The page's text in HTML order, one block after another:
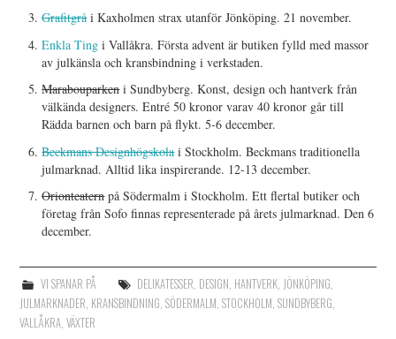
Grafitgråi Kaxholmen strax utanför Jönköping. 21 november.
Enkla Tingi Vallåkra. Första advent är butiken fylld med massor
av julkänsla och kransbindning i verkstaden.
Marabouparkeni Sundbyberg. Konst, design och hantverk från
välkända designers. Entré 50 kronor varav 40 kronor går till
Rädda barnen och barn på flykt. 5-6 december.
Beckmans Designhögskolai Stockholm. Beckmans traditionella
julmarknad. Alltid lika inspirerande. 12-13 december.
Orionteaternpå Södermalm i Stockholm. Ett flertal butiker och
företag från Sofo finnas representerade på årets julmarknad. Den 6
december.
VI SPANAR PÅ DELIKATESSER, DESIGN, HANTVERK, JÖNKÖPING,
JULMARKNADER, KRANSBINDNING,SÖDERMALM,STOCKHOLM,SUNDBYBERG,
VALLÅKRA,VÄXTER